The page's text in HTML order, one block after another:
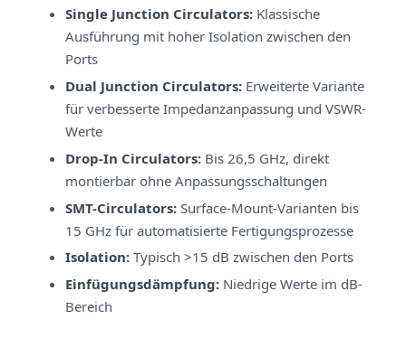
Single Junction Circulators: Klassische
Ausführung mit hoher Isolation zwischen den
Ports
Dual Junction Circulators: Erweiterte Variante
für verbesserte Impedanzanpassung und VSWR-
Werte
Drop-In Circulators: Bis 26,5 GHz, direkt
montierbar ohne Anpassungsschaltungen
SMT-Circulators: Surface-Mount-Varianten bis
15 GHz für automatisierte Fertigungsprozesse
Isolation: Typisch >15 dB zwischen den Ports
Einfügungsdämpfung: Niedrige Werte im dB-
Bereich